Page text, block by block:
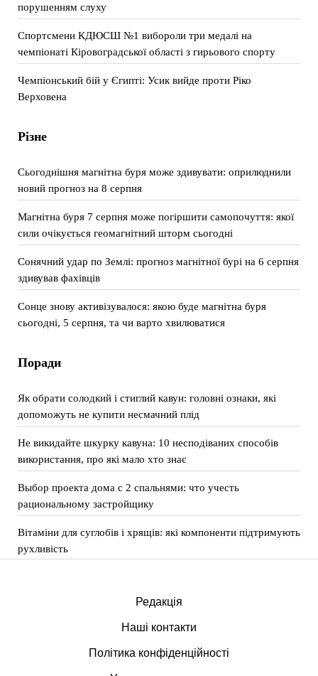
порушенням слуху
Спортсмени КДЮСШ №1 вибороли три медалі на
чемпіонаті Кіровоградської області з гирьового спорту
Чемпіонський бій у Єгипті: Усик вийде проти Ріко
Верховена
Різне
Сьогоднішня магнітна буря може здивувати: оприлюднили
новий прогноз на 8 серпня
Магнітна буря 7 серпня може погіршити самопочуття: якої
сили очікується геомагнітний шторм сьогодні
Сонячний удар по Землі: прогноз магнітної бурі на 6 серпня
здивував фахівців
Сонце знову активізувалося: якою буде магнітна буря
сьогодні, 5 серпня, та чи варто хвилюватися
Поради
Як обрати солодкий і стиглий кавун: головні ознаки, які
допоможуть не купити несмачний плід
Не викидайте шкурку кавуна: 10 несподіваних способів
використання, про які мало хто знає
Выбор проекта дома с 2 спальнями: что учесть
рациональному застройщику
Вітаміни для суглобів і хрящів: які компоненти підтримують
рухливість
Редакція
Наші контакти
Політика конфіденційності